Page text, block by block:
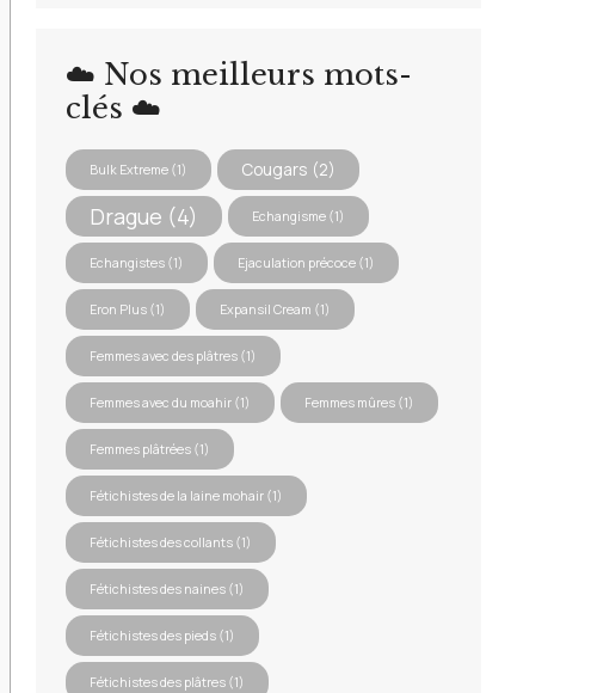
☁️ Nos meilleurs mots-
clés ☁️
Bulk Extreme(1) Cougars (2)
Drague (4) Echangisme(1)
Echangistes(1) Ejaculation précoce(1)
Eron Plus(1) Expansil Cream (1)
Femmes avec des plâtres(1)
Femmes avec du moahir(1) Femmes mûres(1)
Femmes plâtrées(1)
Fétichistes de la laine mohair(1)
Fétichistes des collants(1)
Fétichistes des naines(1)
Fétichistes des pieds(1)
Fétichistes des plâtres(1)